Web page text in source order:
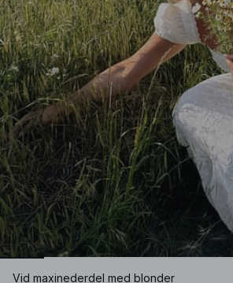
Vid maxinederdel med blonder